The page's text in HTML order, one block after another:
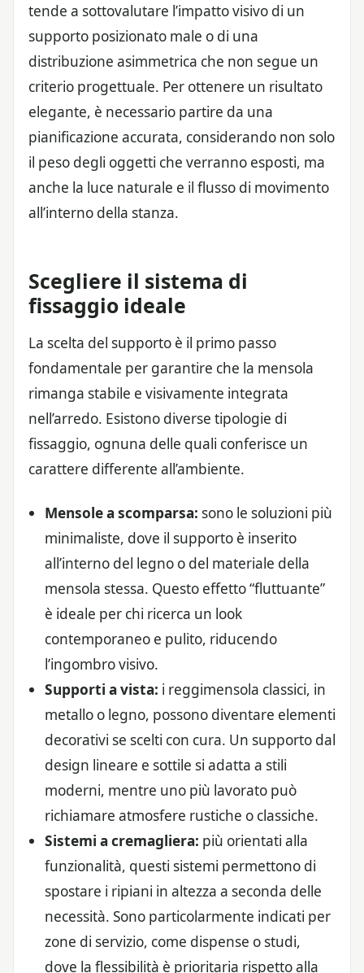
tende a sottovalutare l’impatto visivo di un
supporto posizionato male o di una
distribuzione asimmetrica che non segue un
criterio progettuale. Per ottenere un risultato
elegante, è necessario partire da una
pianificazione accurata, considerando non solo
il peso degli oggetti che verranno esposti, ma
anche la luce naturale e il flusso di movimento
all’interno della stanza.
Scegliere il sistema di
fissaggio ideale
La scelta del supporto è il primo passo
fondamentale per garantire che la mensola
rimanga stabile e visivamente integrata
nell’arredo. Esistono diverse tipologie di
fissaggio, ognuna delle quali conferisce un
carattere differente all’ambiente.
Mensole a scomparsa: sono le soluzioni più
minimaliste, dove il supporto è inserito
all’interno del legno o del materiale della
mensola stessa. Questo effetto “fluttuante”
è ideale per chi ricerca un look
contemporaneo e pulito, riducendo
l’ingombro visivo.
Supporti a vista: i reggimensola classici, in
metallo o legno, possono diventare elementi
decorativi se scelti con cura. Un supporto dal
design lineare e sottile si adatta a stili
moderni, mentre uno più lavorato può
richiamare atmosfere rustiche o classiche.
Sistemi a cremagliera: più orientati alla
funzionalità, questi sistemi permettono di
spostare i ripiani in altezza a seconda delle
necessità. Sono particolarmente indicati per
zone di servizio, come dispense o studi,
dove la flessibilità è prioritaria rispetto alla